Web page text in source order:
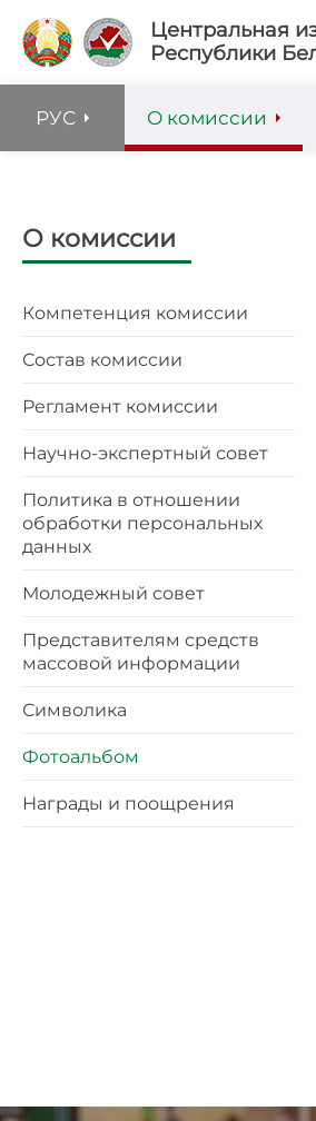
Центральная
Республики
РУС О комиссии
О комиссии
Компетенция комиссии
Состав комиссии
Регламент комиссии
Научно-экспертный совет
Политика в отношении
обработки персональных
данных
Молодежный совет
Представителям средств
массовой информации
Символика
Фотоальбом
Награды и поощрения